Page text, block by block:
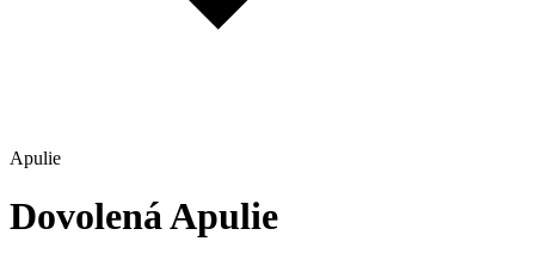
Apulie
DovolenáApulie